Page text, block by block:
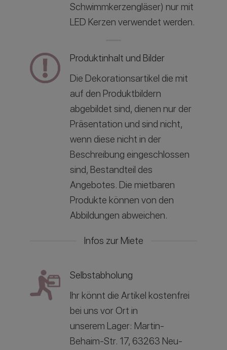
Schwimmkerzengläser) nur mit
LED Kerzen verwendet werden.
Produktinhalt und Bilder
Die Dekorationsartikel die mit
auf den Produktbildern
abgebildet sind, dienen nur der
Präsentation und sind nicht,
wenn diese nicht in der
Beschreibung eingeschlossen
sind, Bestandteil des
Angebotes. Die mietbaren
Produkte können von den
Abbildungen abweichen.
Infos zur Miete
Selbstabholung
Ihr könnt die Artikel kostenfrei
bei uns vor Ort in
unserem Lager: Martin-
Behaim-Str. 17, 63263 Neu-